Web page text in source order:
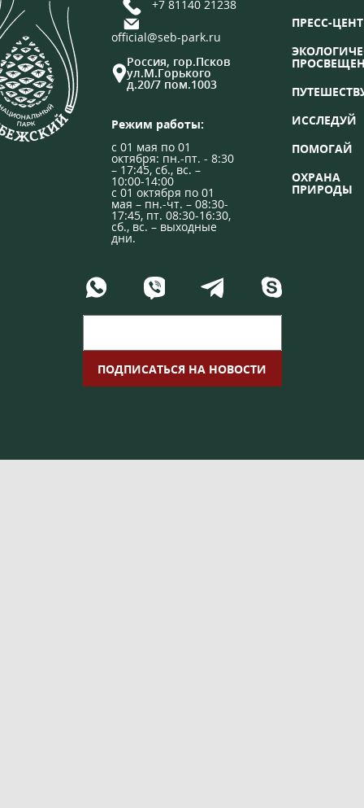
+7 81140 21238
official@seb-park.ru
Россия, гор.Псков
ул.М.Горького
д.20/7 пом.1003
Режим работы:
с 01 мая по 01
октября: пн.-пт. - 8:30
– 17:45, сб., вс. –
10:00-14:00
с 01 октября по 01
мая – пн.-чт. – 08:30-
17:45, пт. 08:30-16:30,
сб., вс. – выходные
дни.
ПРЕСС-
ИССЛЕДУЙ
ПОМОГАЙ
ОХРАНА
ПРИРОДЫ